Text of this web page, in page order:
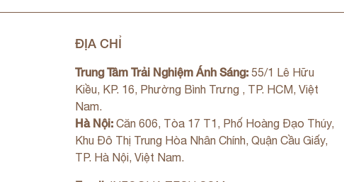
ĐỊA CHỈ
Trung Tâm Trải Nghiệm Ánh Sáng:55/1 Lê Hữu
Kiều, KP. 16, Phường Bình Trưng , TP. HCM, Việt
Nam.
Hà Nội:Căn 606, Tòa 17 T1, Phố Hoàng Đạo Thúy,
Khu Đô Thị Trung Hòa Nhân Chính, Quận Cầu Giấy,
TP. Hà Nội, Việt Nam.